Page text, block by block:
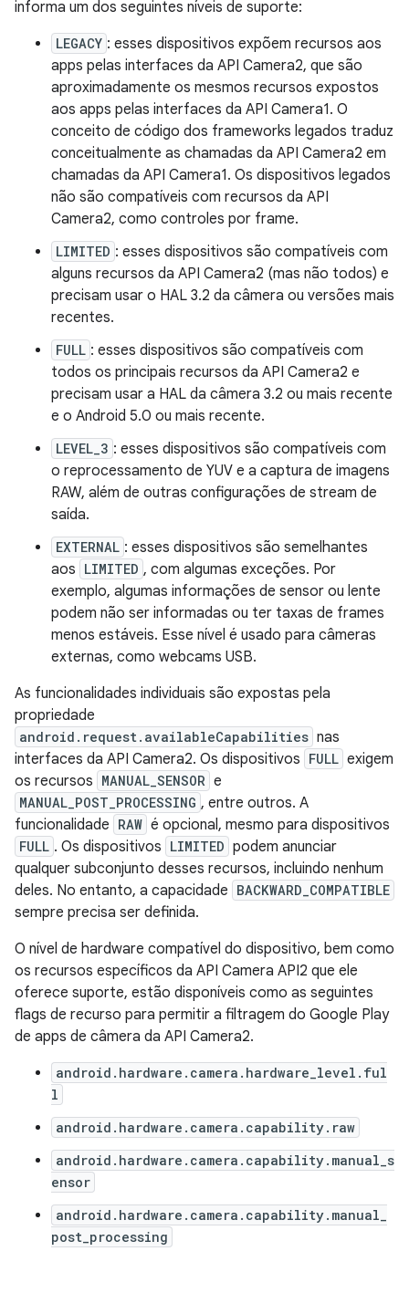
informa um dos seguintes níveis de suporte:
LEGACY : esses dispositivos expõem recursos aos
apps pelas interfaces da API Camera2, que são
aproximadamente os mesmos recursos expostos
aos apps pelas interfaces da API Camera1. O
conceito de código dos frameworks legados traduz
conceitualmente as chamadas da API Camera2 em
chamadas da API Camera1. Os dispositivos legados
não são compatíveis com recursos da API
Camera2, como controles por frame.
LIMITED : esses dispositivos são compatíveis com
alguns recursos da API Camera2 (mas não todos) e
precisam usar o HAL 3.2 da câmera ou versões mais
recentes.
FULL : esses dispositivos são compatíveis com
todos os principais recursos da API Camera2 e
precisam usar a HAL da câmera 3.2 ou mais recente
e o Android 5.0 ou mais recente.
LEVEL_3 : esses dispositivos são compatíveis com
o reprocessamento de YUV e a captura de imagens
RAW, além de outras configurações de stream de
saída.
EXTERNAL : esses dispositivos são semelhantes
aos LIMITED , com algumas exceções. Por
exemplo, algumas informações de sensor ou lente
podem não ser informadas ou ter taxas de frames
menos estáveis. Esse nível é usado para câmeras
externas, como webcams USB.
As funcionalidades individuais são expostas pela
propriedade
android.request.availableCapabilities nas
interfaces da API Camera2. Os dispositivos FULL exigem
os recursos MANUAL_SENSOR e
MANUAL_POST_PROCESSING , entre outros. A
funcionalidade RAW é opcional, mesmo para dispositivos
FULL . Os dispositivos LIMITED podem anunciar
qualquer subconjunto desses recursos, incluindo nenhum
deles. No entanto, a capacidade BACKWARD_COMPATIBLE
sempre precisa ser definida.
O nível de hardware compatível do dispositivo, bem como
os recursos específicos da API Camera API2 que ele
oferece suporte, estão disponíveis como as seguintes
flags de recurso para permitir a filtragem do Google Play
de apps de câmera da API Camera2.
android.hardware.camera.hardware_level.ful
l
android.hardware.camera.capability.raw
android.hardware.camera.capability.manual_s
ensor
android.hardware.camera.capability.manual_
post_processing